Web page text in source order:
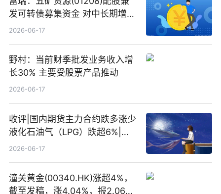
发可转债募集资金 对中长期增长
和战略定位正面|当前焦点
2026-06-17
野村：当前财季批发业务收入增
长30% 主要受股票产品推动
2026-06-17
收评|国内期货主力合约跌多涨少
液化石油气（LPG）跌超6%|头
条焦点
2026-06-17
潼关黄金(00340.HK)涨超4%，
截至发稿，涨4.04%，报2.06港